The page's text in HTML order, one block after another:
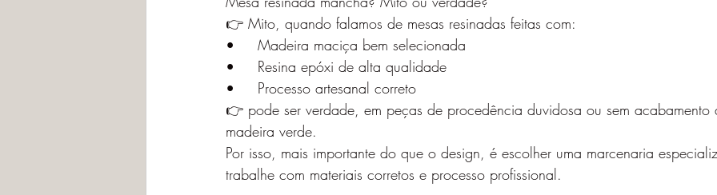
👉 Mito, quando falamos de mesas resinadas feitas com:
•	Madeira maciça bem selecionada
•	Resina epóxi de alta qualidade
•	Processo artesanal correto
👉 pode ser verdade, em peças de procedência duvidosa ou sem acabamento
madeira verde.
Por isso, mais importante do que o design, é escolher uma marcenaria
trabalhe com materiais corretos e processo profissional.